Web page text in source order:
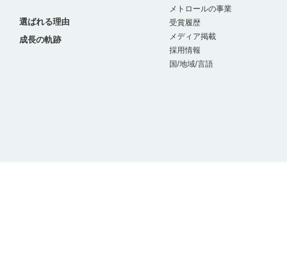
選ばれる理由
成長の軌跡
メトロールの事業
受賞履歴
メディア掲載
採用情報
国/地域/言語